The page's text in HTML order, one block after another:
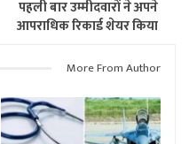
पहली बार उम्मीदवारों ने अपने
आपराधिक रिकार्ड शेयर किया
More From Author